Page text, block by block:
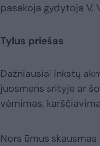
pasakoja gydytoja V.
Tylus priešas
Dažniausiai inkstų
juosmens srityje ar
vėmimas,
Nors ūmus